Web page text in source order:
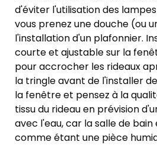
d'éviter l'utilisation des
vous prenez une douche (ou
l'installation d'un plafonnier.
courte et ajustable sur la
pour accrocher les rideaux
la tringle avant de l'installer
la fenêtre et pensez à la
tissu du rideau en prévision
avec l'eau, car la salle de
comme étant une pièce